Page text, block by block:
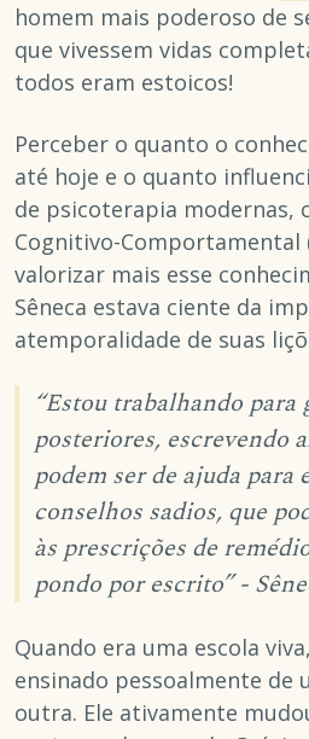
homem mais poderoso de
que vivessem vidas
todos eram estoicos!
Perceber o quanto o
até hoje e o quanto
de psicoterapia modernas,
Cognitivo-Comportamental
valorizar mais esse
Sêneca estava ciente da
atemporalidade de suas
“Estou trabalhando para
posteriores, escrevendo
podem ser de ajuda para
conselhos sadios, que
às prescrições de
pondo por escrito” -
Quando era uma escola
ensinado pessoalmente de
outra. Ele ativamente